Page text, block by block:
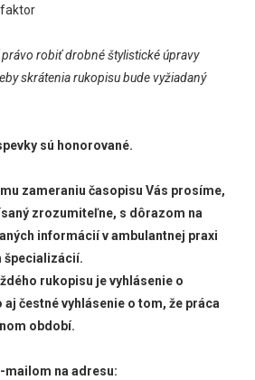
robiť drobné štylistické úpravy
skrátenia rukopisu bude vyžiadaný
sú honorované.
zameraniu časopisu Vás prosíme,
zrozumiteľne, s dôrazom na
informácií v ambulantnej praxi
špecializácií.
rukopisu je vyhlásenie o
čestné vyhlásenie o tom, že práca
období.
mailom na adresu: